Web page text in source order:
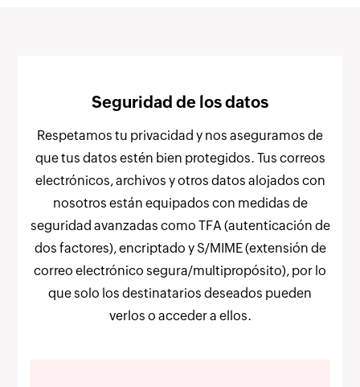
Seguridad de los datos
Respetamos tu privacidad y nos aseguramos de
que tus datos estén bien protegidos. Tus correos
electrónicos, archivos y otros datos alojados con
nosotros están equipados con medidas de
seguridad avanzadas como TFA (autenticación de
dos factores), encriptado y S/MIME (extensión de
correo electrónico segura/multipropósito), por lo
que solo los destinatarios deseados pueden
verlos o acceder a ellos.